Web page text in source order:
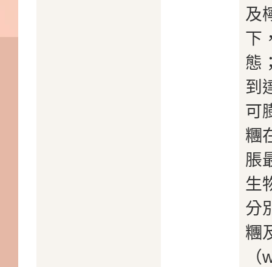
及
下
態
到
可
糰
脹
生
分
糰